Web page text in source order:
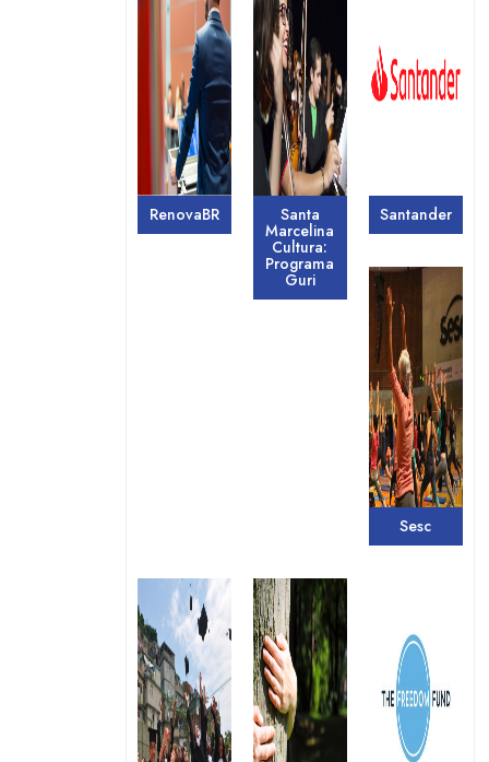
RenovaBR Santa
Marcelina
Cultura:
Programa
Guri
Santander
Sesc